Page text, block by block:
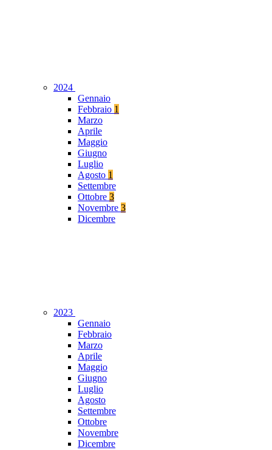
2024
Gennaio
Febbraio 1
Marzo
Aprile
Maggio
Giugno
Luglio
Agosto 1
Settembre
Ottobre 3
Novembre 3
Dicembre
2023
Gennaio
Febbraio
Marzo
Aprile
Maggio
Giugno
Luglio
Agosto
Settembre
Ottobre
Novembre
Dicembre